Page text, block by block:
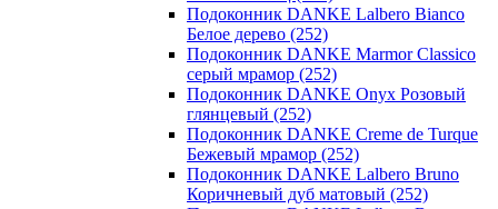
Подоконник DANKE Lalbero Bianco
Белое дерево (252)
Подоконник DANKE Marmor Classico
серый мрамор (252)
Подоконник DANKE Onyx Розовый
глянцевый (252)
Подоконник DANKE Creme de Turque
Бежевый мрамор (252)
Подоконник DANKE Lalbero Bruno
Коричневый дуб матовый (252)